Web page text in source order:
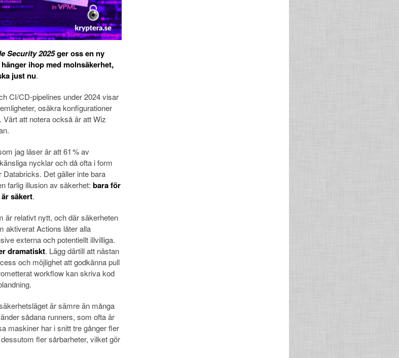
Security 2025ger oss en ny
ihop med molnsäkerhet,
just nu.
CI/CD-pipelines under 2024 visar
osäkra konfigurationer
att notera också är att Wiz
jag läser är att 61 % av
nycklar och då ofta i form
Det gäller inte bara
farlig illusion av säkerhet: bara för
säkert.
är relativt nytt, och där säkerheten
aktiverat Actions låter alla
externa och potentiellt illvilliga.
dramatiskt. Lägg därtill att nästan
och möjlighet att godkänna pull
workflow kan skriva kod
är sämre än många
sådana runners, som ofta är
maskiner har i snitt tre gånger fler
fler sårbarheter, vilket gör